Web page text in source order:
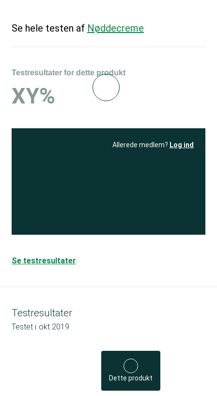
Se hele testen af Nøddecreme
Testresultater for dette produkt
XY%
Allerede medlem? Log ind
Se testresultater
Testresultater
Testet i okt 2019
Dette produkt